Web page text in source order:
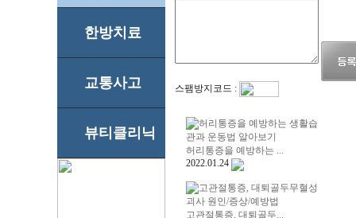
한방치료
교통사고
뷰티클리닉
스팸방지코드 :
허리통증을 예방하는 ...
2022.01.24
고관절통증, 대퇴골두...